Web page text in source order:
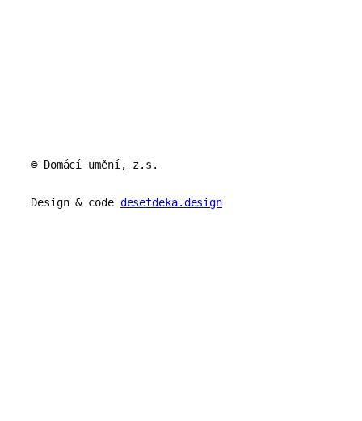
© Domácí umění, z.s.
Design & code desetdeka.design